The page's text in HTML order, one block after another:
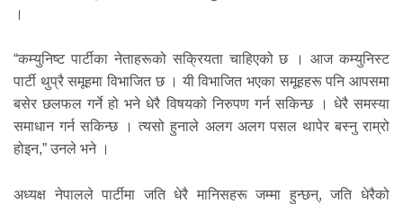
।
“कम्युनिष्ट पार्टीका नेताहरूको सक्रियता चाहिएको छ । आज कम्युनिस्ट
पार्टी थुप्रै समूहमा विभाजित छ । यी विभाजित भएका समूहहरू पनि आपसमा
बसेर छलफल गर्ने हो भने धेरै विषयको निरुपण गर्न सकिन्छ । धेरै समस्या
समाधान गर्न सकिन्छ । त्यसो हुनाले अलग अलग पसल थापेर बस्नु राम्रो
होइन,” उनले भने ।
अध्यक्ष नेपालले पार्टीमा जति धेरै मानिसहरू जम्मा हुन्छन्, जति धेरैको